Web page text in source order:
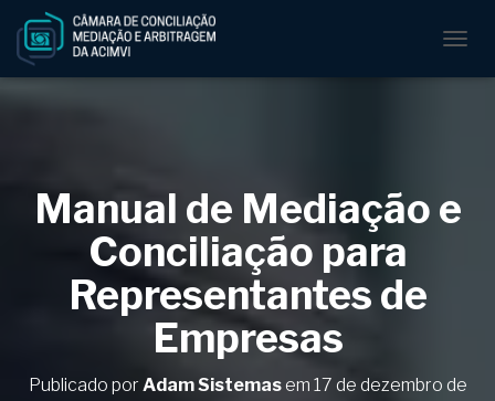
L
R
N
O
Manual de Mediação e
Conciliação para
Representantes de
Empresas
Publicado por Adam Sistemasem 17 de dezembro de